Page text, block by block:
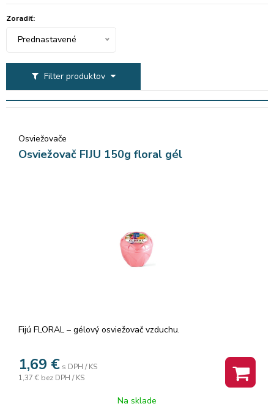
Filter produktov
Zoradiť:
Prednastavené
Osviežovače
Osviežovač FIJU 150g floral gél
Fijú FLORAL – gélový osviežovač vzduchu.
1,69 € s DPH / KS
1,37 € bez DPH / KS
Na sklade